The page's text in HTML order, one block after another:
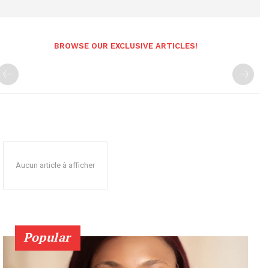
BROWSE OUR EXCLUSIVE ARTICLES!
Aucun article à afficher
Popular